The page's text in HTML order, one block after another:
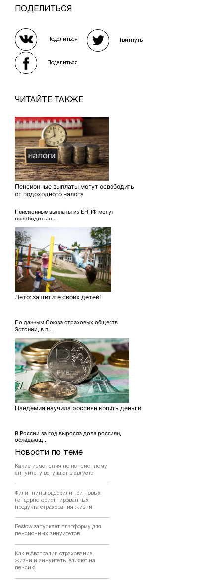
Новости по теме
Какие изменения по пенсионному
аннуитету вступают в августе
Филиппины одобрили три новых
гендерно-ориентированных
продукта страхования жизни
Bestow запускает платформу для
пенсионных аннуитетов
Как в Австралии страхование
жизни и аннуитеты влияют на
пенсию
ПОДЕЛИТЬСЯ
Поделиться Твитнуть
Поделиться
ЧИТАЙТЕ ТАКЖЕ
Пенсионные выплаты могут освободить
от подоходного налога
Пенсионные выплаты из ЕНПФ могут
освободить о...
Лето: защитите своих детей!
По данным Союза страховых обществ
Эстонии, в п...
Пандемия научила россиян копить деньги
В России за год выросла доля россиян,
обладающ...